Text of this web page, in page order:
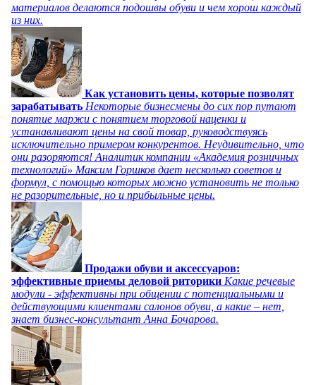
материалов делаются подошвы обуви и чем хорош каждый
из них.
Как установить цены, которые позволят
зарабатывать Некоторые бизнесмены до сих пор путают
понятие маржи с понятием торговой наценки и
устанавливают цены на свой товар, руководствуясь
исключительно примером конкурентов. Неудивительно, что
они разоряются! Аналитик компании «Академия розничных
технологий» Максим Горшков дает несколько советов и
формул, с помощью которых можно установить не только
не разорительные, но и прибыльные цены.
Продажи обуви и аксессуаров:
эффективные приемы деловой риторики Какие речевые
модули - эффективны при общении с потенциальными и
действующими клиентами салонов обуви, а какие – нет,
знает бизнес-консультант Анна Бочарова.